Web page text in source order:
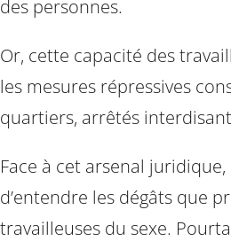
des personnes.
Or, cette capacité des
les mesures répressives
quartiers, arrêtés
Face à cet arsenal
d’entendre les dégâts que
travailleuses du sexe.